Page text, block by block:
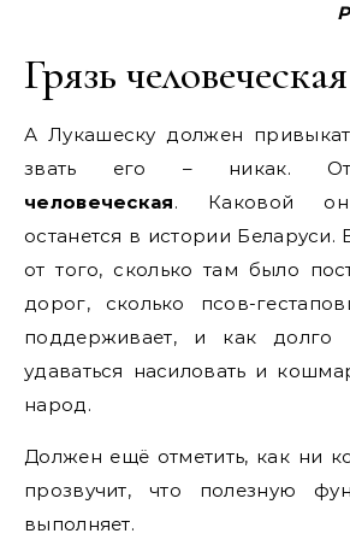
Грязь человеческая
А Лукашеску должен
звать его – никак.
человеческая. Каковой
останется в истории Беларуси.
от того, сколько там было
дорог, сколько псов-
поддерживает, и как
удаваться насиловать и
народ.
Должен ещё отметить, как ни
прозвучит, что полезную
выполняет.